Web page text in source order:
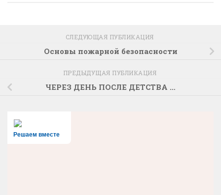
СЛЕДУЮЩАЯ ПУБЛИКАЦИЯ
Основы пожарной безопасности
ПРЕДЫДУЩАЯ ПУБЛИКАЦИЯ
ЧЕРЕЗ ДЕНЬ ПОСЛЕ ДЕТСТВА …
Решаем вместе